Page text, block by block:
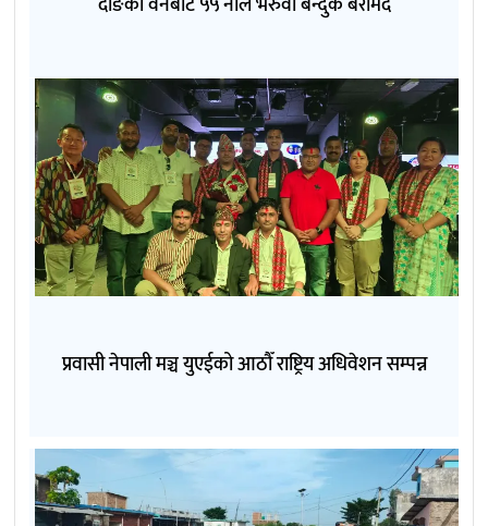
प्रवासी नेपाली मञ्च युएईको आठौँ राष्ट्रिय अधिवेशन सम्पन्न